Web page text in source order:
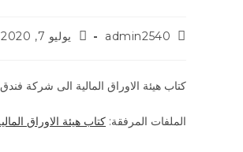
admin2540 يوليو 7, 2020
كتاب هيئة الاوراق المالية الى شركة
الملفات المرفقة: كتاب هيئة الاوراق